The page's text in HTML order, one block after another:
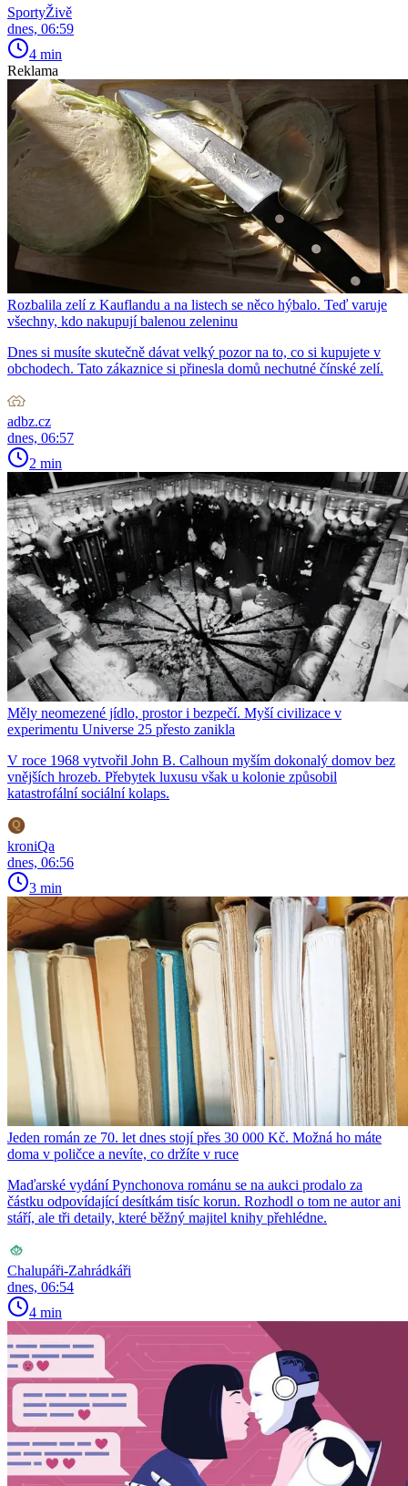
SportyŽivě
dnes, 06:59
4 min
Reklama
Rozbalila zelí z Kauflandu a na listech se něco hýbalo. Teď varuje
všechny, kdo nakupují balenou zeleninu
Dnes si musíte skutečně dávat velký pozor na to, co si kupujete v
obchodech. Tato zákaznice si přinesla domů nechutné čínské zelí.
adbz.cz
dnes, 06:57
2 min
Měly neomezené jídlo, prostor i bezpečí. Myší civilizace v
experimentu Universe 25 přesto zanikla
V roce 1968 vytvořil John B. Calhoun myším dokonalý domov bez
vnějších hrozeb. Přebytek luxusu však u kolonie způsobil
katastrofální sociální kolaps.
kroniQa
dnes, 06:56
3 min
Jeden román ze 70. let dnes stojí přes 30 000 Kč. Možná ho máte
doma v poličce a nevíte, co držíte v ruce
Maďarské vydání Pynchonova románu se na aukci prodalo za
částku odpovídající desítkám tisíc korun. Rozhodl o tom ne autor ani
stáří, ale tři detaily, které běžný majitel knihy přehlédne.
Chalupáři-Zahrádkáři
dnes, 06:54
4 min